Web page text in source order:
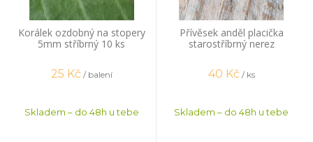
Korálek ozdobný na stopery
5mm stříbrný 10 ks
25 Kč / balení
Skladem – do 48h u tebe
Přívěsek anděl placička
starostříbrný nerez
40 Kč / ks
Skladem – do 48h u tebe